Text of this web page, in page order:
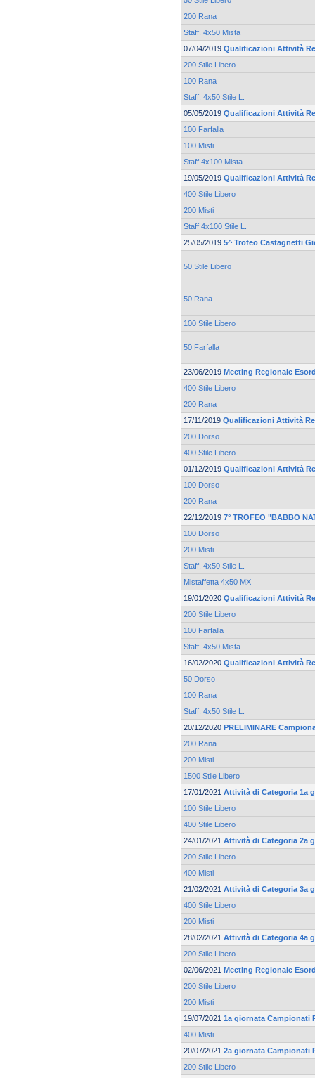
200 Rana
Staff. 4x50 Mista
07/04/2019 Qualificazioni Attività
200 Stile Libero
100 Rana
Staff. 4x50 Stile L.
05/05/2019 Qualificazioni Attività
100 Farfalla
100 Misti
Staff 4x100 Mista
19/05/2019 Qualificazioni Attività
400 Stile Libero
200 Misti
Staff 4x100 Stile L.
25/05/2019 5^ Trofeo Castagnetti
50 Stile Libero
50 Rana
100 Stile Libero
50 Farfalla
23/06/2019 Meeting Regionale
400 Stile Libero
200 Rana
17/11/2019 Qualificazioni Attività
200 Dorso
400 Stile Libero
01/12/2019 Qualificazioni Attività
100 Dorso
200 Rana
22/12/2019 7° TROFEO "BABBO
100 Dorso
200 Misti
Staff. 4x50 Stile L.
Mistaffetta 4x50 MX
19/01/2020 Qualificazioni Attività
200 Stile Libero
100 Farfalla
Staff. 4x50 Mista
16/02/2020 Qualificazioni Attività
50 Dorso
100 Rana
Staff. 4x50 Stile L.
20/12/2020 PRELIMINARE
200 Rana
200 Misti
1500 Stile Libero
17/01/2021 Attività di Categoria 1a
100 Stile Libero
400 Stile Libero
24/01/2021 Attività di Categoria 2a
200 Stile Libero
400 Misti
21/02/2021 Attività di Categoria 3a
400 Stile Libero
200 Misti
28/02/2021 Attività di Categoria 4a
200 Stile Libero
02/06/2021 Meeting Regionale
200 Stile Libero
200 Misti
19/07/2021 1a giornata Campionati
400 Misti
20/07/2021 2a giornata Campionati
200 Stile Libero